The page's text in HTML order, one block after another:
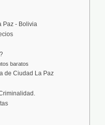
Paz - Bolivia
baratos
de Ciudad La Paz